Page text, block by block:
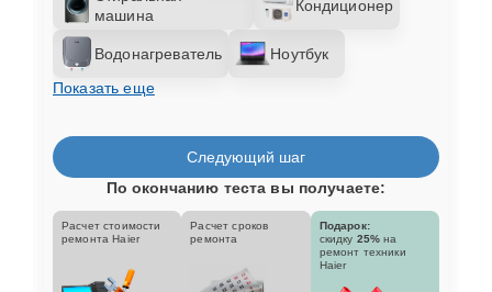
машина
Кондиционер
Водонагреватель
Ноутбук
Показать еще
Следующий шаг
По окончанию теста вы получаете:
Расчет стоимости
ремонта Haier
Расчет сроков
ремонта
Подарок:
скидку 25% на
ремонт техники
Haier